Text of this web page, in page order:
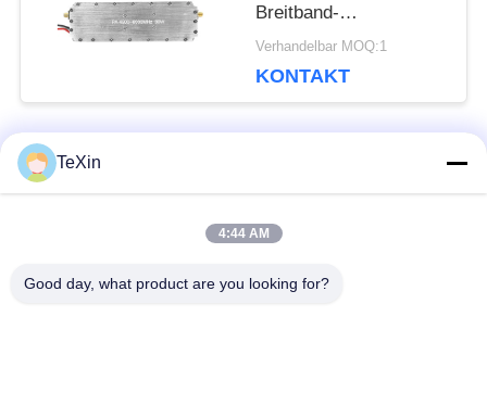
Breitband-
Leistungsverstärker
Verhandelbar MOQ:1
KONTAKT
Beliebte Kategorien
Modul
TeXin
4:44 AM
Good day, what product are you looking for?